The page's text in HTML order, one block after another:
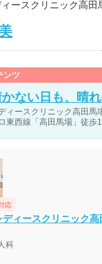
ースクリニック高田
ンツ
ない日も、晴
ィースクリニック高田
東西線「高田馬場」徒歩1
応
ディースクリニック高
科